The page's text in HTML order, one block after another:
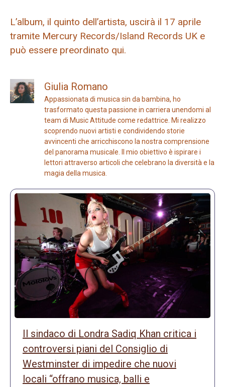
L’album, il quinto dell’artista, uscirà il 17 aprile
tramite Mercury Records/Island Records UK e
può essere preordinato qui.
Giulia Romano
Appassionata di musica sin da bambina, ho
trasformato questa passione in carriera unendomi al
team di Music Attitude come redattrice. Mi realizzo
scoprendo nuovi artisti e condividendo storie
avvincenti che arricchiscono la nostra comprensione
del panorama musicale. Il mio obiettivo è ispirare i
lettori attraverso articoli che celebrano la diversità e la
magia della musica.
Il sindaco di Londra Sadiq Khan critica i
controversi piani del Consiglio di
Westminster di impedire che nuovi
locali “offrano musica, balli e